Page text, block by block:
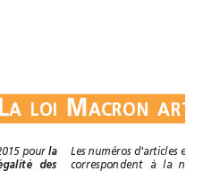
La loi n°2015-990 du 6août 2015 pour la
croissance, l'activité et l'égalité des
L ALOI M